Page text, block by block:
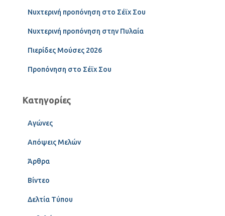
Νυχτερινή προπόνηση στο Σέϊχ Σου
Νυχτερινή προπόνηση στην Πυλαία
Πιερίδες Μούσες 2026
Προπόνηση στο Σέϊχ Σου
Κατηγορίες
Αγώνες
Απόψεις Μελών
Άρθρα
Βίντεο
Δελτία Τύπου